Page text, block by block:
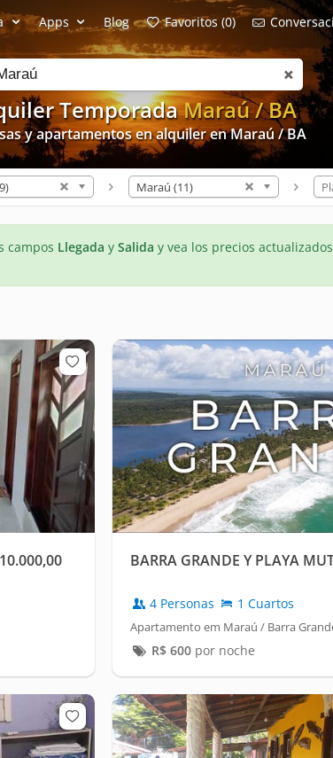
TemporadaMaraú / BA
y apartamentos en alquiler en Maraú / BA
Apps Blog Favoritos (0)
Maraú (11)
campos Llegada y Salida y vea los precios
BARRA GRANDE Y PLAYA
4 Personas 1 Cuartos
Apartamento em Maraú / Barra
R$ 600por noche